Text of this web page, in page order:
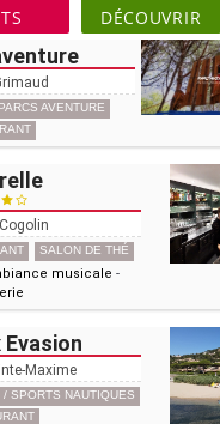
DÉCOUVRIR
PARCS AVENTURE
Cogolin
SALON DE THÉ
musicale -
Evasion
Maxime
/ SPORTS NAUTIQUES